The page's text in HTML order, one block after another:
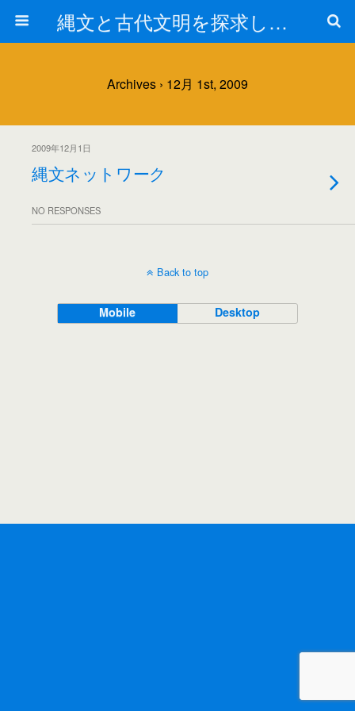
縄文と古代文明を探求しよう！
Archives › 12月 1st, 2009
2009年12月1日
縄文ネットワーク
NO RESPONSES
Back to top
Mobile Desktop